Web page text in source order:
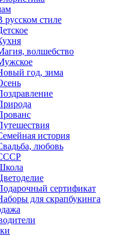
русском стиле
волшебство
год, зима
история
любовь
сертификат
для скрапбукинга